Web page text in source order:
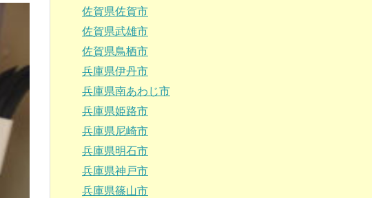
佐賀県佐賀市
佐賀県武雄市
佐賀県鳥栖市
兵庫県伊丹市
兵庫県南あわじ市
兵庫県姫路市
兵庫県尼崎市
兵庫県明石市
兵庫県神戸市
兵庫県篠山市